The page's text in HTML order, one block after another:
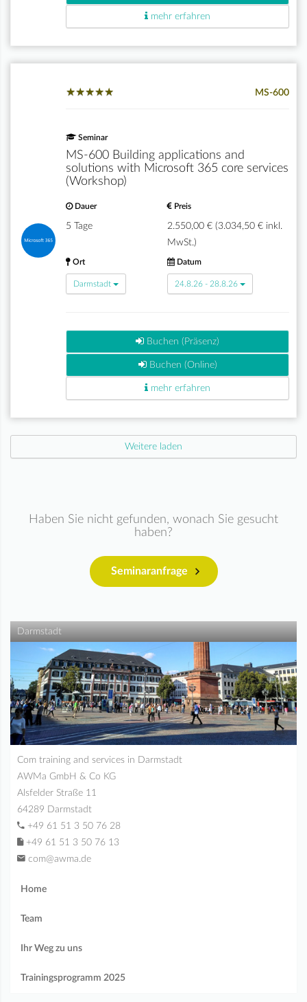
mehr erfahren
★★★★★
★★★★★ MS-600
Seminar
MS-600 Building applications and
solutions with Microsoft 365 core services
(Workshop)
Dauer
5 Tage
Preis
2.550,00 € (3.034,50 € inkl.
MwSt.)
Ort
Darmstadt
Datum
24.8.26 - 28.8.26
Buchen (Präsenz)
Buchen (Online)
mehr erfahren
Weitere laden
Haben Sie nicht gefunden, wonach Sie gesucht
haben?
Seminaranfrage
Darmstadt
Com training and services in Darmstadt
AWMa GmbH & Co KG
Alsfelder Straße 11
64289 Darmstadt
+49 61 51 3 50 76 28
+49 61 51 3 50 76 13
com@awma.de
Home
Team
Ihr Weg zu uns
Trainingsprogramm 2025